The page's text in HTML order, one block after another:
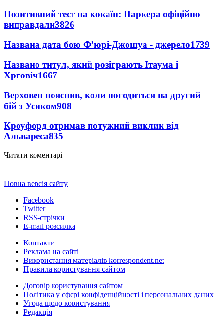
Позитивний тест на кокаїн: Паркера офіційно
виправдали3826
Названа дата бою Ф’юрі-Джошуа - джерело1739
Названо титул, який розіграють Ітаума і
Хрговіч1667
Верховен пояснив, коли погодиться на другий
бій з Усиком908
Кроуфорд отримав потужний виклик від
Альвареса835
Читати коментарі
Повна версія сайту
Facebook
Twitter
RSS-стрічки
E-mail розсилка
Контакти
Реклама на сайті
Використання матеріалів korrespondent.net
Правила користування сайтом
Договір користування сайтом
Політика у сфері конфіденційності і персональних даних
Угода щодо користування
Редакція